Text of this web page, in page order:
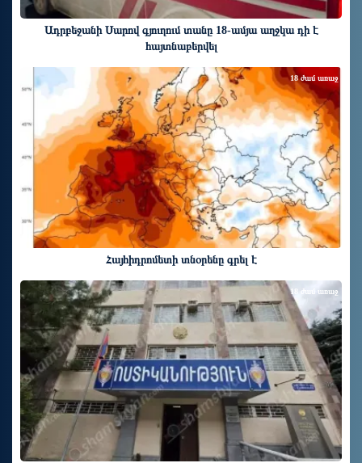
Ադրբեջանի Սարով գյուղում տանը 18-ամյա աղջկա դի է
հայտնաբերվել
Հայհիդրոմետի տնօրենը գրել է
18 ժամ առաջ
18 ժամ առաջ